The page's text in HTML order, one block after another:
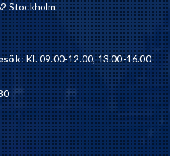
Stockholm
: Kl. 09.00-12.00, 13.00-16.00